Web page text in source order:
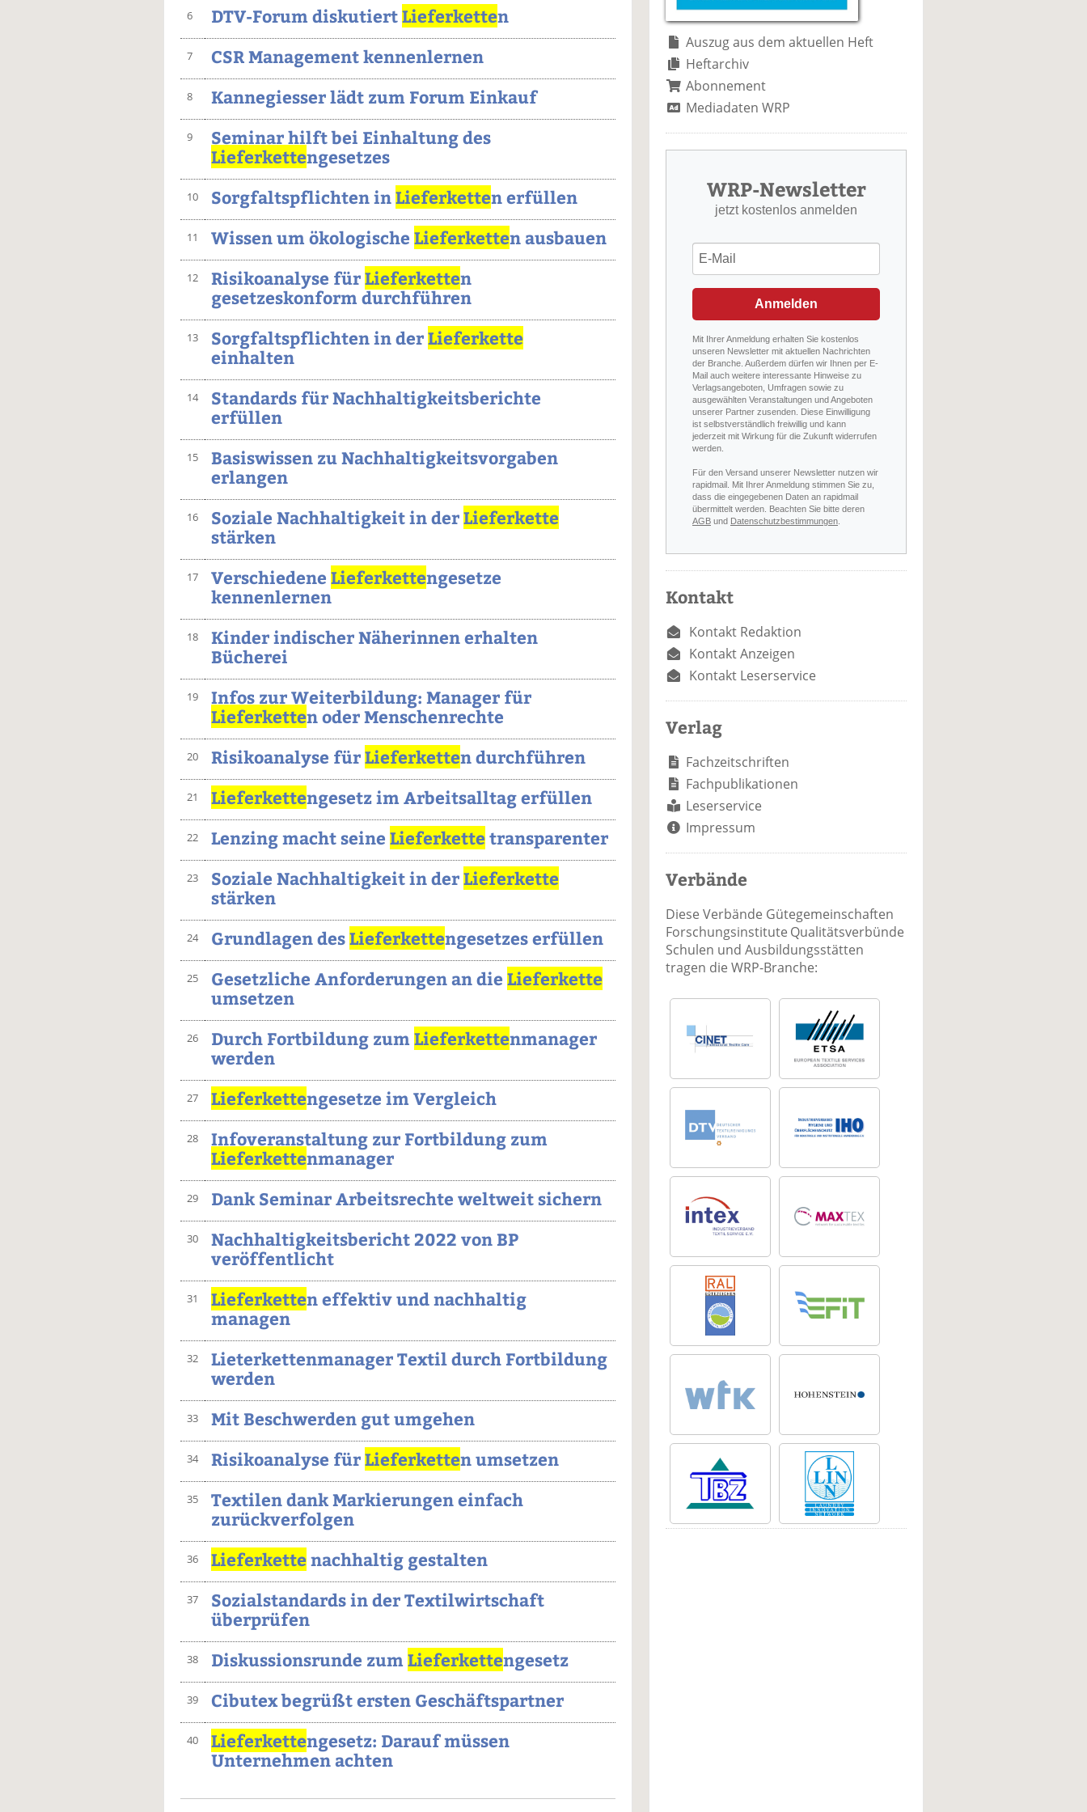
6 DTV-Forum diskutiertLieferketten
7 CSR Management kennenlernen
8 Kannegiesser lädt zum Forum Einkauf
9
Seminar hilft bei Einhaltung des
Lieferkettengesetzes
10 Sorgfaltspflichten inLieferketten erfüllen
11 Wissen um ökologische Lieferketten ausbauen
12 Risikoanalyse fürLieferketten
gesetzeskonform durchführen
13 Sorgfaltspflichten in derLieferkette
einhalten
14
Standards für Nachhaltigkeitsberichte
erfüllen
15
Basiswissen zu Nachhaltigkeitsvorgaben
erlangen
16 Soziale Nachhaltigkeit in derLieferkette
stärken
17 Verschiedene Lieferkettengesetze
kennenlernen
18
Kinder indischer Näherinnen erhalten
Bücherei
19
Infos zur Weiterbildung: Manager für
Lieferketten oder Menschenrechte
20 Risikoanalyse fürLieferketten durchführen
21 Lieferkettengesetz im Arbeitsalltag erfüllen
22 Lenzing macht seine Lieferkette transparenter
23 Soziale Nachhaltigkeit in derLieferkette
stärken
24 Grundlagen desLieferkettengesetzes erfüllen
25 Gesetzliche Anforderungen an die Lieferkette
umsetzen
26 Durch Fortbildung zumLieferkettenmanager
werden
27 Lieferkettengesetze im Vergleich
28
Infoveranstaltung zur Fortbildung zum
Lieferkettenmanager
29 Dank Seminar Arbeitsrechte weltweit sichern
30
Nachhaltigkeitsbericht 2022 von BP
veröffentlicht
31 Lieferketten effektiv und nachhaltig
managen
32
Lieterkettenmanager Textil durch Fortbildung
werden
33 Mit Beschwerden gut umgehen
34 Risikoanalyse fürLieferketten umsetzen
35
Textilen dank Markierungen einfach
zurückverfolgen
36 Lieferkette nachhaltig gestalten
37
Sozialstandards in der Textilwirtschaft
überprüfen
38 Diskussionsrunde zumLieferkettengesetz
39 Cibutex begrüßt ersten Geschäftspartner
40 Lieferkettengesetz: Darauf müssen
Unternehmen achten
Auszug aus dem aktuellen Heft
Heftarchiv
Abonnement
Mediadaten WRP
WRP-Newsletter
jetzt kostenlos anmelden
Anmelden
Mit Ihrer Anmeldung erhalten Sie kostenlos
unseren Newsletter mit aktuellen Nachrichten
der Branche. Außerdem dürfen wir Ihnen per E-
Mail auch weitere interessante Hinweise zu
Verlagsangeboten, Umfragen sowie zu
ausgewählten Veranstaltungen und Angeboten
unserer Partner zusenden. Diese Einwilligung
ist selbstverständlich freiwillig und kann
jederzeit mit Wirkung für die Zukunft widerrufen
werden.
Für den Versand unserer Newsletter nutzen wir
rapidmail. Mit Ihrer Anmeldung stimmen Sie zu,
dass die eingegebenen Daten an rapidmail
übermittelt werden. Beachten Sie bitte deren
AGB und Datenschutzbestimmungen
Kontakt
Kontakt Redaktion
Kontakt Anzeigen
Kontakt Leserservice
Verlag
Fachzeitschriften
Fachpublikationen
Leserservice
Impressum
Verbände
Diese Verbände Gütegemeinschaften
Forschungsinstitute Qualitätsverbünde
Schulen und Ausbildungsstätten
tragen die WRP-Branche: